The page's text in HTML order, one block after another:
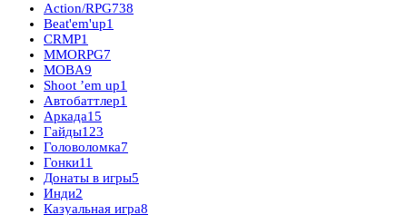
Action/RPG738
Beat'em'up1
CRMP1
MMORPG7
MOBA9
Shoot ’em up1
Автобаттлер1
Аркада15
Гайды123
Головоломка7
Гонки11
Донаты в игры5
Инди2
Казуальная игра8